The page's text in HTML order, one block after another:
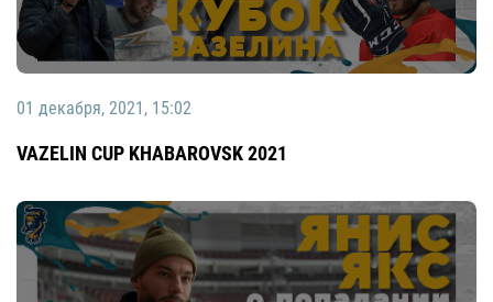
01 декабря, 2021, 15:02
VAZELIN CUP KHABAROVSK 2021